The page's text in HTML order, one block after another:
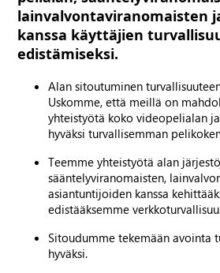
lainvalvontaviranomaisten
kanssa käyttäjien
edistämiseksi.
Alan sitoutuminen
Uskomme, että meillä on
yhteistyötä koko videopelialan
hyväksi turvallisemman
Teemme yhteistyötä alan
sääntelyviranomaisten,
asiantuntijoiden kanssa
edistääksemme
Sitoudumme tekemään avointa
hyväksi.